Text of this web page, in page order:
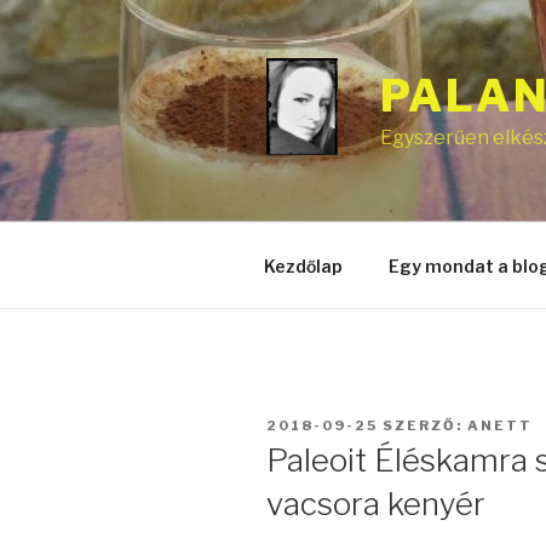
Tartalomhoz
Egyszerűen
Kezdőlap Egy mondat a
BEKÜLDVE:
2018-09-25 SZERZŐ: ANETT
Paleoit Éléskamra
vacsora kenyér